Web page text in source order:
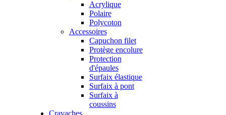
Acrylique
Polaire
Polycoton
Accessoires
Capuchon filet
Protège encolure
Protection
d'épaules
Surfaix élastique
Surfaix à pont
Surfaix à
coussins